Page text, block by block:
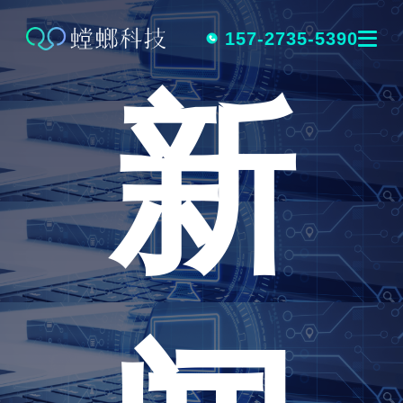
跳
内
容
157-2735-5390
新